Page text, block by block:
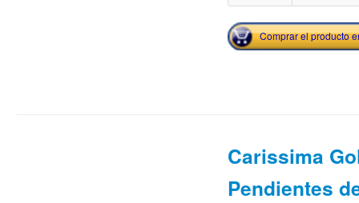
Comprar el producto
Carissima
Pendientes